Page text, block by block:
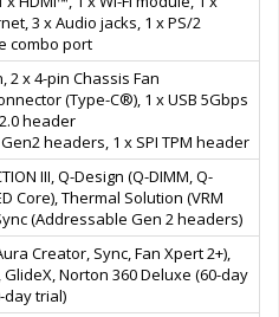
3 x Audio jacks, 1 x PS/2
combo port
2 x 4-pin Chassis Fan
(Type-C®), 1 x USB 5Gbps
header
headers, 1 x SPI TPM header
III, Q-Design (Q-DIMM, Q-
Core), Thermal Solution (VRM
(Addressable Gen 2 headers)
Creator, Sync, Fan Xpert 2+),
GlideX, Norton 360 Deluxe (60-day
day trial)